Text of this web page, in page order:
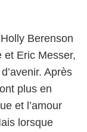
Holly Berenson
et Eric Messer,
Après
plus en
et l’amour
lorsque